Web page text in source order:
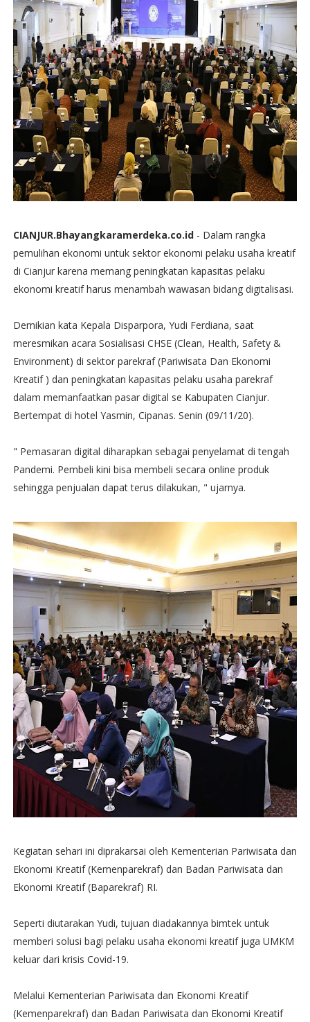
CIANJUR.Bhayangkaramerdeka.co.id- Dalam rangka
pemulihan ekonomi untuk sektor ekonomi pelaku usaha kreatif
di Cianjur karena memang peningkatan kapasitas pelaku
ekonomi kreatif harus menambah wawasan bidang digitalisasi.
Demikian kata Kepala Disparpora, Yudi Ferdiana, saat
meresmikan acara Sosialisasi CHSE (Clean, Health, Safety &
Environment) di sektor parekraf (Pariwisata Dan Ekonomi
Kreatif ) dan peningkatan kapasitas pelaku usaha parekraf
dalam memanfaatkan pasar digital se Kabupaten Cianjur.
Bertempat di hotel Yasmin, Cipanas. Senin (09/11/20).
" Pemasaran digital diharapkan sebagai penyelamat di tengah
Pandemi. Pembeli kini bisa membeli secara online produk
sehingga penjualan dapat terus dilakukan, " ujarnya.
Kegiatan sehari ini diprakarsai oleh Kementerian Pariwisata dan
Ekonomi Kreatif (Kemenparekraf) dan Badan Pariwisata dan
Ekonomi Kreatif (Baparekraf) RI.
Seperti diutarakan Yudi, tujuan diadakannya bimtek untuk
memberi solusi bagi pelaku usaha ekonomi kreatif juga UMKM
keluar dari krisis Covid-19.
Melalui Kementerian Pariwisata dan Ekonomi Kreatif
(Kemenparekraf) dan Badan Pariwisata dan Ekonomi Kreatif